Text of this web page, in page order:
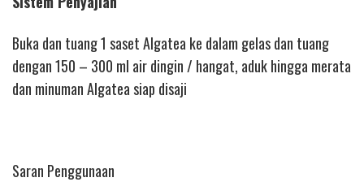
Buka dan tuang 1 saset Algatea ke dalam gelas dan tuang
dengan 150 – 300 ml air dingin / hangat, aduk hingga merata
dan minuman Algatea siap disaji
Saran Penggunaan